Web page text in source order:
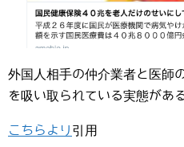
外国人相手の仲介業者と医師
を吸い取られている実態があ
こちらより 引用